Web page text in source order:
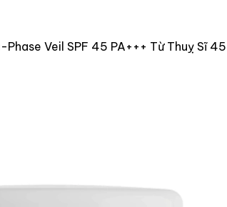
Veil SPF 45 PA+++ Từ Thuỵ Sĩ